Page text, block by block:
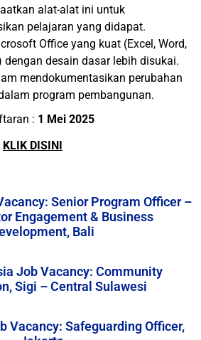
alat-alat ini untuk
pelajaran yang didapat.
Office yang kuat (Excel, Word,
dengan desain dasar lebih disukai.
mendokumentasikan perubahan
program pembangunan.
: 1 Mei 2025
KLIK DISINI
Senior Program Officer –
Engagement & Business
Bali
Job Vacancy: Community
Sigi – Central Sulawesi
Vacancy: Safeguarding Officer,